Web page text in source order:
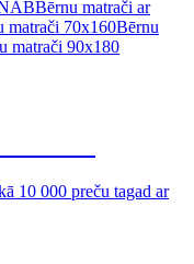
Bērnu matrači ar
matrači 70x160Bērnu
matrači 90x180
10 000 preču tagad ar